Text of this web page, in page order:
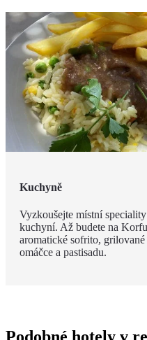
Kuchyně
Vyzkoušejte místní
kuchyní. Až budete na
aromatické sofrito,
omáčce a pastisadu.